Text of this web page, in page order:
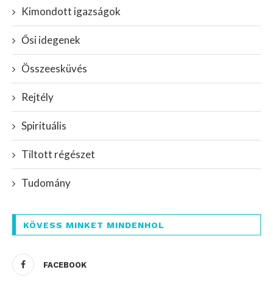
Kimondott igazságok
Ősi idegenek
Összeesküvés
Rejtély
Spirituális
Tiltott régészet
Tudomány
KÖVESS MINKET MINDENHOL
FACEBOOK